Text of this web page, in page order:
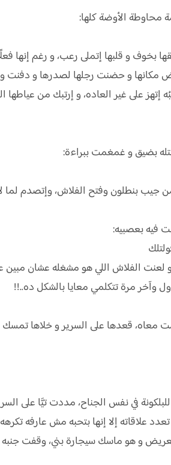
محاوطة الأوضة كلها:
بخوف و قلبها إتملى رعب، و رغم
و حضنت رجلها لصدرها و دفنت
على غير العاده، و إرتبك من عياطها
بضيق و غمغمت ببراءة:
جيب بنطلون وفتح الفلاش، وإتصدم لما
فيه بعصبيه:
الفلاش اللي هو مشغله عشان مبين
وآخر مرة تتكلمي معايا بالشكل ده..!!
معاه، قعدها على السرير و خلاها
في نفس الجناح، مددت تيَّا على
علاقاته إلا إنها بتحبه مش عارفه
و هو ماسك سيجارة بني، وقفت